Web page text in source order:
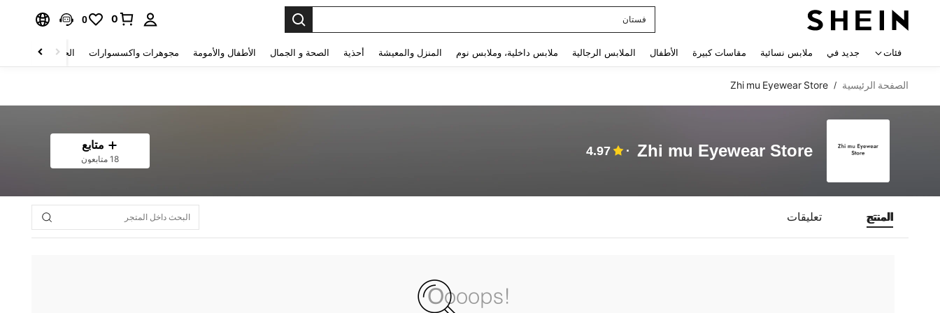
فستان
0
0
فئات جديد في ملابس نسائية مقاسات كبيرة الأطفال الملابس الرجالية ملابس داخلية، وملابس نوم المنزل والمعيشة أحذية الصحة و الجمال الأطفال والأمومة مجوهرات واكسسوارات الحقائب والأمتعة
الصفحة الرئيسية /
Zhi mu Eyewear Store
Zhi mu Eyewear Store
4.97 متابع
18 متابعون
المنتج تعليقات